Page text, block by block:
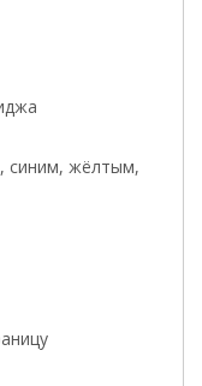
синим, жёлтым,